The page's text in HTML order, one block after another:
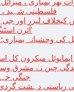
فلسطینی شہید ،
کیخلاف لیزر اور
‘آئرن
میکرون کل
جنگی